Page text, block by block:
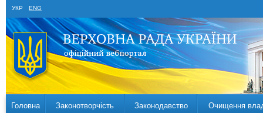
УКР ENG
Головна Законотворчість Законодавство Очищення